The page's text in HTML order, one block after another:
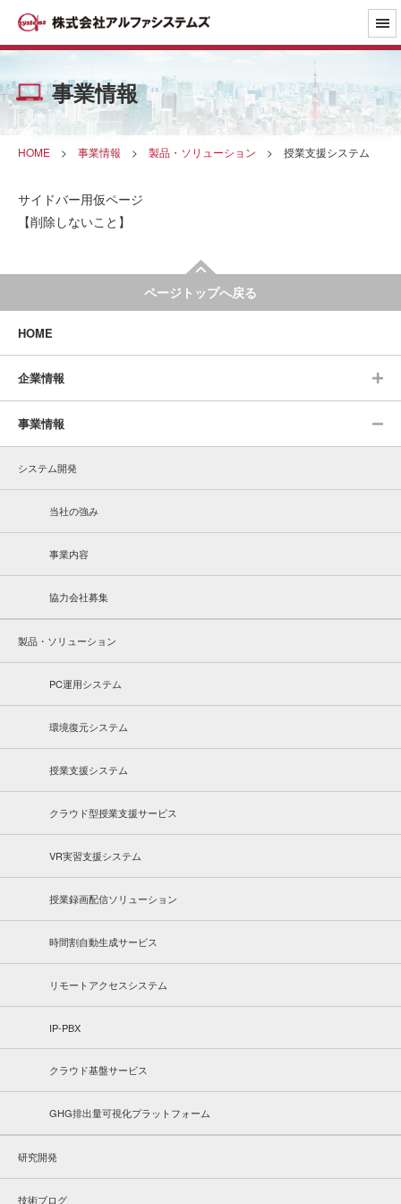
事業情報
HOME > 事業情報 > 製品・ソリューション > 授業支援システム
サイドバー用仮ページ
【削除しないこと】
ページトップへ戻る
HOME
企業情報
事業情報
システム開発
当社の強み
事業内容
協力会社募集
製品・ソリューション
PC運用システム
環境復元システム
授業支援システム
クラウド型授業支援サービス
VR実習支援システム
授業録画配信ソリューション
時間割自動生成サービス
リモートアクセスシステム
IP-PBX
クラウド基盤サービス
GHG排出量可視化プラットフォーム
研究開発
技術ブログ